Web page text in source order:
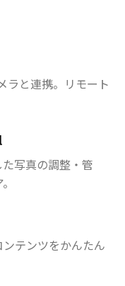
ラと連携。リモート
写真の調整・管
テンツをかんたん